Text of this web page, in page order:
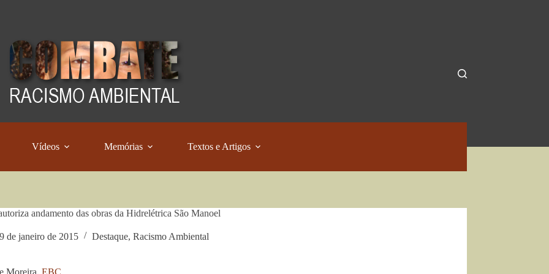
Vídeos Memórias Textos e Artigos
andamento das obras da Hidrelétrica São Manoel
de janeiro de 2015 Destaque, Racismo Ambiental
Moreira, EBC